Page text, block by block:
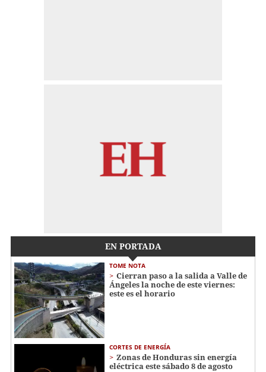
EN PORTADA
TOME NOTA
Cierran paso a la salida a Valle de
Ángeles la noche de este viernes:
este es el horario
CORTES DE ENERGÍA
Zonas de Honduras sin energía
eléctrica este sábado 8 de agosto